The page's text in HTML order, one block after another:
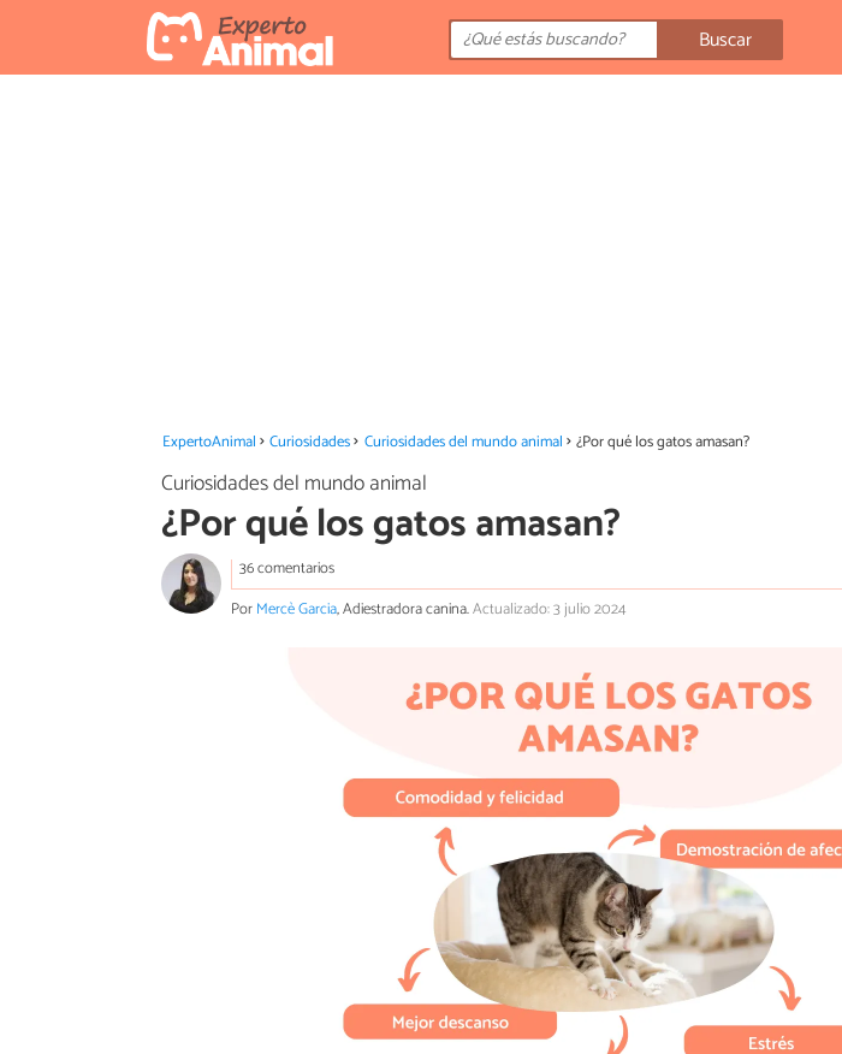
Buscar
ExpertoAnimal Curiosidades Curiosidades del mundo animal ¿Por qué los gatos amasan?
Curiosidades del mundo animal
¿Por qué los gatos amasan?
36 comentarios
PorMercè Garcia, Adiestradora canina.Actualizado: 3 julio 2024